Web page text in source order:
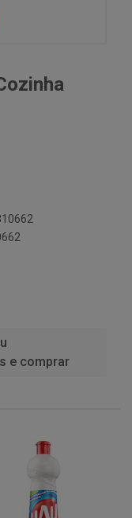
e comprar